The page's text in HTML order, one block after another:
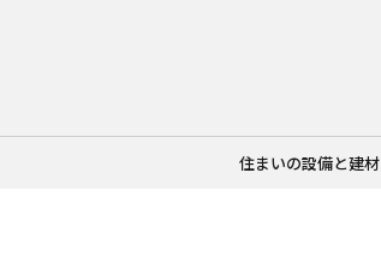
住まいの設備と建材